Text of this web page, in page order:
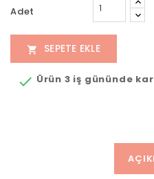
Adet
 SEPETE EKLE
 Ürün 3 iş gününde